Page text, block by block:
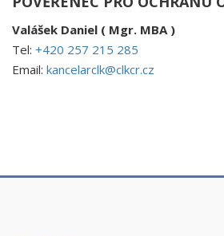
Valášek Daniel ( Mgr. MBA )
Tel: +420 257 215 285
Email: kancelarclk@clkcr.cz